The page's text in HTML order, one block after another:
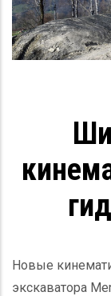
Новые
экскаватора